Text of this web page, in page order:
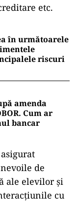
etc.
în următoarele
riscuri
amenda
Cum ar
bancar
de
ale elevilor și
cu